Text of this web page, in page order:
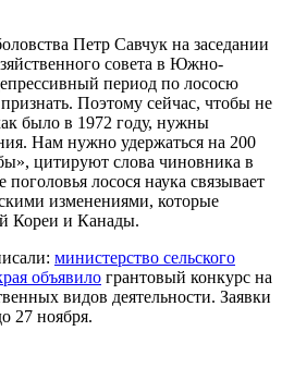
Петр Савчук на заседании
совета в Южно-
период по лососю
Поэтому сейчас, чтобы не
было в 1972 году, нужны
Нам нужно удержаться на 200
цитируют слова чиновника в
поголовья лосося наука связывает
изменениями, которые
Кореи и Канады.
министерство сельского
объявило грантовый конкурс на
видов деятельности. Заявки
27 ноября.